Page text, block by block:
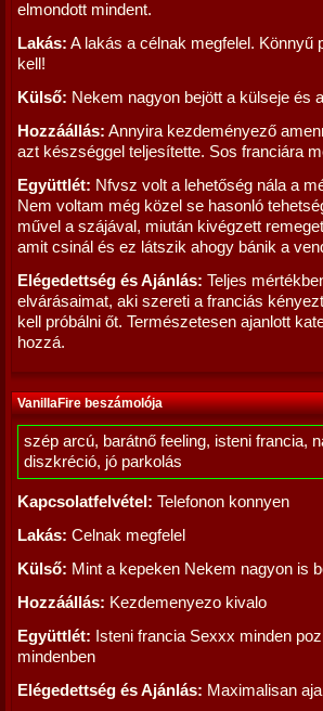
elmondott mindent.
Lakás: A lakás a célnak megfelel. Könnyű
kell!
Külső: Nekem nagyon bejött a külseje és
Hozzáállás: Annyira kezdeményező
azt készséggel teljesítette. Sos franciára
Együttlét: Nfvsz volt a lehetőség nála a
Nem voltam még közel se hasonló
művel a szájával, miután kivégzett
amit csinál és ez látszik ahogy bánik a
Elégedettség és Ajánlás: Teljes
elvárásaimat, aki szereti a franciás
kell próbálni őt. Természetesen ajanlott
hozzá.
VanillaFire beszámolója
szép arcú, barátnő feeling, isteni francia,
diszkréció, jó parkolás
Kapcsolatfelvétel: Telefonon konnyen
Lakás: Celnak megfelel
Külső: Mint a kepeken Nekem nagyon is
Hozzáállás: Kezdemenyezo kivalo
Együttlét: Isteni francia Sexxx minden
mindenben
Elégedettség és Ajánlás: Maximalisan